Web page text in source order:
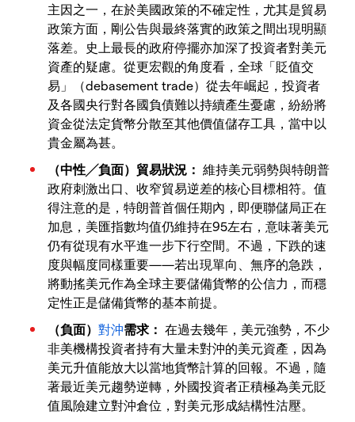
主因之一，在於美國政策的不確定性，尤其是貿易
政策方面，剛公告與最終落實的政策之間出現明顯
落差。史上最長的政府停擺亦加深了投資者對美元
資產的疑慮。從更宏觀的角度看，全球「貶值交
易」（debasement trade）從去年崛起，投資者
及各國央行對各國負債難以持續產生憂慮，紛紛將
資金從法定貨幣分散至其他價值儲存工具，當中以
貴金屬為甚。
（中性╱負面）貿易狀況： 維持美元弱勢與特朗普
政府刺激出口、收窄貿易逆差的核心目標相符。值
得注意的是，特朗普首個任期內，即便聯儲局正在
加息，美匯指數均值仍維持在95左右，意味著美元
仍有從現有水平進一步下行空間。不過，下跌的速
度與幅度同樣重要——若出現單向、無序的急跌，
將動搖美元作為全球主要儲備貨幣的公信力，而穩
定性正是儲備貨幣的基本前提。
（負面） 對沖需求： 在過去幾年，美元強勢，不少
非美機構投資者持有大量未對沖的美元資產，因為
美元升值能放大以當地貨幣計算的回報。不過，隨
著最近美元趨勢逆轉，外國投資者正積極為美元貶
值風險建立對沖倉位，對美元形成結構性沽壓。